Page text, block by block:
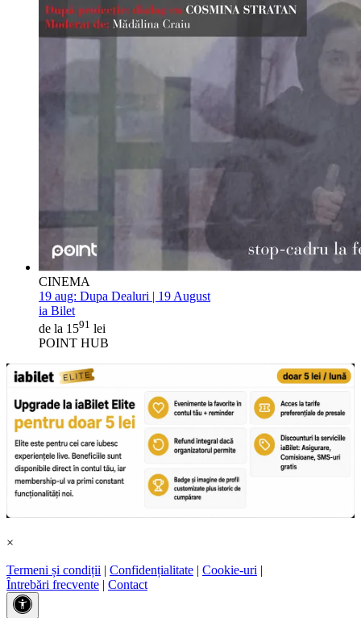
CINEMA
19 aug: Dupa Dealuri | 19 August
ia Bilet
de la 1591 lei
POINT HUB
×
Termeni și condiții | Confidențialitate | Cookie-uri |
Întrebări frecvente | Contact